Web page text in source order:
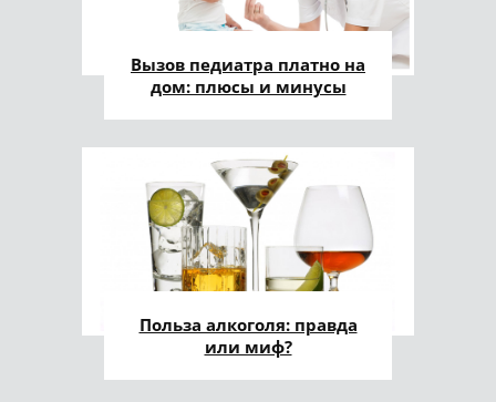
Вызов педиатра платно на
дом: плюсы и минусы
Польза алкоголя: правда
или миф?